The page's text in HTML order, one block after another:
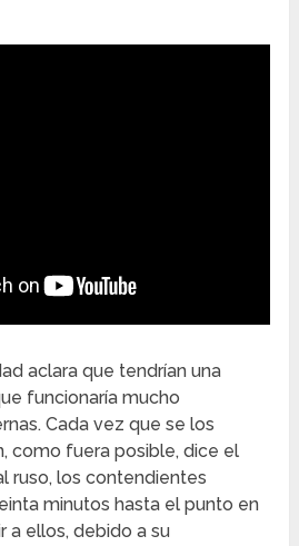
aclara que tendrían una
funcionaría mucho
Cada vez que se los
como fuera posible, dice el
ruso, los contendientes
minutos hasta el punto en
a ellos, debido a su